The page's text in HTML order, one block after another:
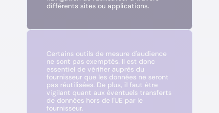
différents sites ou applications.
Certains outils de mesure d'audience
ne sont pas exemptés. Il est donc
essentiel de vérifier auprès du
fournisseur que les données ne seront
pas réutilisées. De plus, il faut être
vigilant quant aux éventuels transferts
de données hors de l'UE par le
fournisseur.